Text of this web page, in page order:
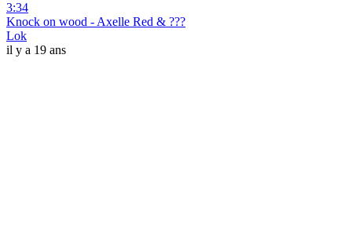
3:34
Knock on wood - Axelle Red & ???
Lok
il y a 19 ans